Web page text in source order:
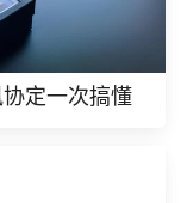
定一次搞懂